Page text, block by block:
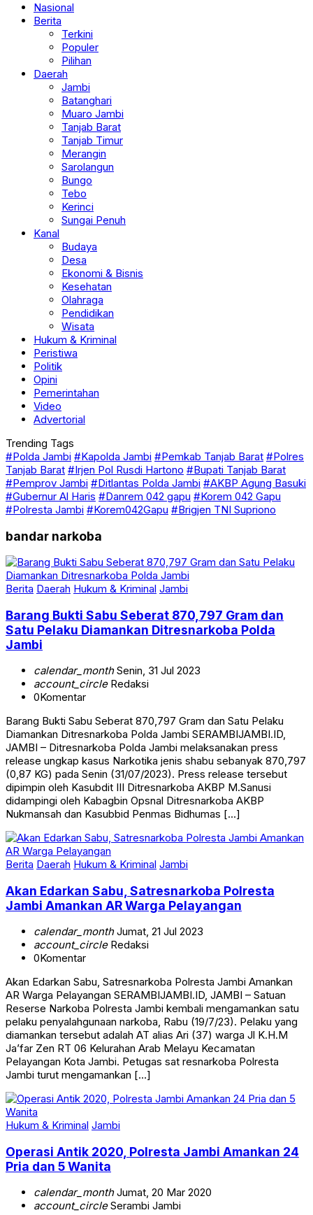
Nasional
Berita
Terkini
Populer
Pilihan
Daerah
Jambi
Batanghari
Muaro Jambi
Tanjab Barat
Tanjab Timur
Merangin
Sarolangun
Bungo
Tebo
Kerinci
Sungai Penuh
Kanal
Budaya
Desa
Ekonomi & Bisnis
Kesehatan
Olahraga
Pendidikan
Wisata
Hukum & Kriminal
Peristiwa
Politik
Opini
Pemerintahan
Video
Advertorial
Trending Tags
#Polda Jambi #Kapolda Jambi #Pemkab Tanjab Barat #Polres
Tanjab Barat #Irjen Pol Rusdi Hartono #Bupati Tanjab Barat
#Pemprov Jambi #Ditlantas Polda Jambi #AKBP Agung Basuki
#Gubernur Al Haris #Danrem 042 gapu #Korem 042 Gapu
#Polresta Jambi #Korem042Gapu #Brigjen TNI Supriono
bandar narkoba
Berita Daerah Hukum & Kriminal Jambi
Barang Bukti Sabu Seberat 870,797 Gram dan
Satu Pelaku Diamankan Ditresnarkoba Polda
Jambi
calendar_monthSenin, 31 Jul 2023
account_circleRedaksi
0Komentar
Barang Bukti Sabu Seberat 870,797 Gram dan Satu Pelaku
Diamankan Ditresnarkoba Polda Jambi SERAMBIJAMBI.ID,
JAMBI – Ditresnarkoba Polda Jambi melaksanakan press
release ungkap kasus Narkotika jenis shabu sebanyak 870,797
(0,87 KG) pada Senin (31/07/2023). Press release tersebut
dipimpin oleh Kasubdit III Ditresnarkoba AKBP M.Sanusi
didampingi oleh Kabagbin Opsnal Ditresnarkoba AKBP
Nukmansah dan Kasubbid Penmas Bidhumas […]
Berita Daerah Hukum & Kriminal Jambi
Akan Edarkan Sabu, Satresnarkoba Polresta
Jambi Amankan AR Warga Pelayangan
calendar_monthJumat, 21 Jul 2023
account_circleRedaksi
0Komentar
Akan Edarkan Sabu, Satresnarkoba Polresta Jambi Amankan
AR Warga Pelayangan SERAMBIJAMBI.ID, JAMBI – Satuan
Reserse Narkoba Polresta Jambi kembali mengamankan satu
pelaku penyalahgunaan narkoba, Rabu (19/7/23). Pelaku yang
diamankan tersebut adalah AT alias Ari (37) warga Jl K.H.M
Ja’far Zen RT 06 Kelurahan Arab Melayu Kecamatan
Pelayangan Kota Jambi. Petugas sat resnarkoba Polresta
Jambi turut mengamankan […]
Hukum & Kriminal Jambi
Operasi Antik 2020, Polresta Jambi Amankan 24
Pria dan 5 Wanita
calendar_monthJumat, 20 Mar 2020
account_circleSerambi Jambi